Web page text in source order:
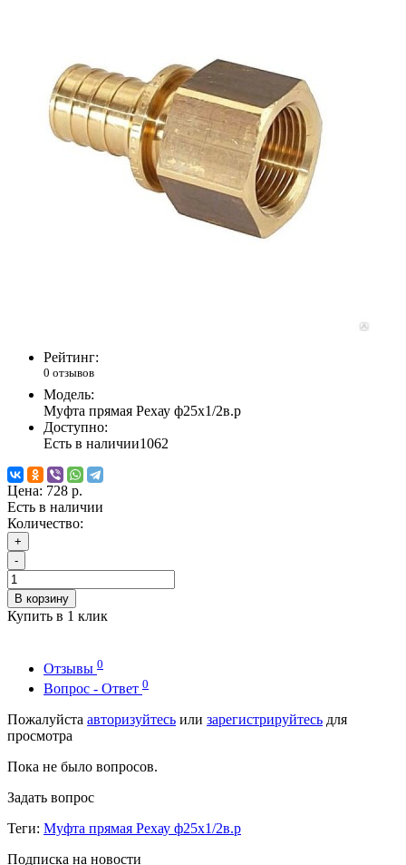
Рейтинг:
0 отзывов
Модель:
Муфта прямая Рехау ф25х1/2в.р
Доступно:
Есть в наличии1062
Цена: 728 р.
Есть в наличии
Количество:
+
-
В корзину
Купить в 1 клик
Отзывы 0
Вопрос - Ответ 0
Пожалуйста авторизуйтесь или зарегистрируйтесь для
просмотра
Пока не было вопросов.
Задать вопрос
Теги: Муфта прямая Рехау ф25х1/2в.р
Подписка на новости